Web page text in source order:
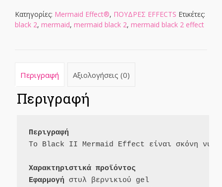
Κατηγορίες: Mermaid Effect®, ΠΟΥΔΡΕΣ EFFECTS Ετικέτες:
black 2, mermaid, mermaid black 2, mermaid black 2 effect
Περιγραφή Αξιολογήσεις (0)
Περιγραφή
Περιγραφή
Το Black II Mermaid Effect είναι σκόνη
Χαρακτηριστικά προϊόντος
Εφαρμογή
στυλ βερνικιού gel